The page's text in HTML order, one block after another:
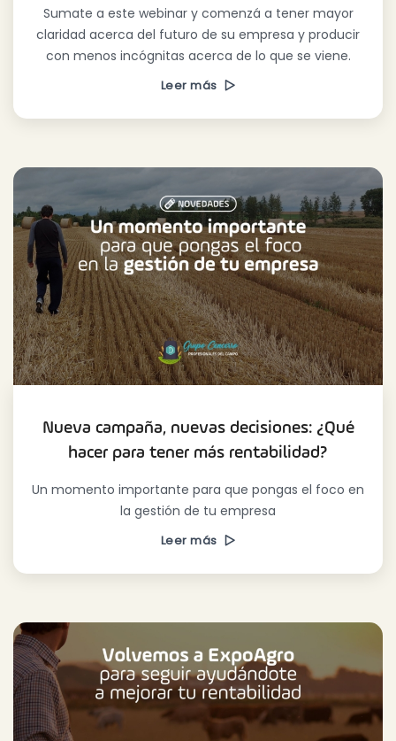
Sumate a este webinar y comenzá a tener mayor
claridad acerca del futuro de su empresa y producir
con menos incógnitas acerca de lo que se viene.
Leer más
Nueva campaña, nuevas decisiones: ¿Qué
hacer para tener más rentabilidad?
Un momento importante para que pongas el foco en
la gestión de tu empresa
Leer más